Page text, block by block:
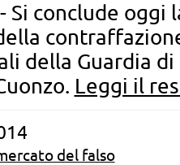
- Si conclude
della Guardia
Leggi il
del falso